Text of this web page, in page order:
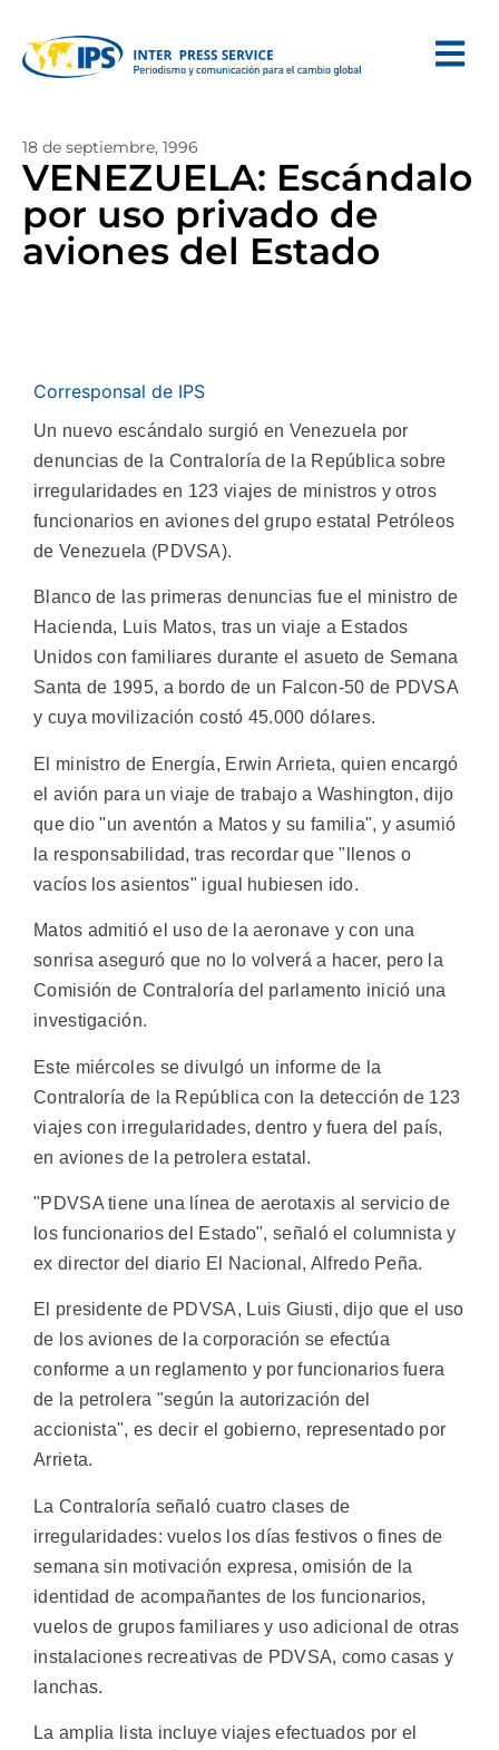
18 de septiembre, 1996
VENEZUELA: Escándalo
por uso privado de
aviones del Estado
Corresponsal de IPS
Un nuevo escándalo surgió en Venezuela por
denuncias de la Contraloría de la República sobre
irregularidades en 123 viajes de ministros y otros
funcionarios en aviones del grupo estatal Petróleos
de Venezuela (PDVSA).
Blanco de las primeras denuncias fue el ministro de
Hacienda, Luis Matos, tras un viaje a Estados
Unidos con familiares durante el asueto de Semana
Santa de 1995, a bordo de un Falcon-50 de PDVSA
y cuya movilización costó 45.000 dólares.
El ministro de Energía, Erwin Arrieta, quien encargó
el avión para un viaje de trabajo a Washington, dijo
que dio "un aventón a Matos y su familia", y asumió
la responsabilidad, tras recordar que "llenos o
vacíos los asientos" igual hubiesen ido.
Matos admitió el uso de la aeronave y con una
sonrisa aseguró que no lo volverá a hacer, pero la
Comisión de Contraloría del parlamento inició una
investigación.
Este miércoles se divulgó un informe de la
Contraloría de la República con la detección de 123
viajes con irregularidades, dentro y fuera del país,
en aviones de la petrolera estatal.
"PDVSA tiene una línea de aerotaxis al servicio de
los funcionarios del Estado", señaló el columnista y
ex director del diario El Nacional, Alfredo Peña.
El presidente de PDVSA, Luis Giusti, dijo que el uso
de los aviones de la corporación se efectúa
conforme a un reglamento y por funcionarios fuera
de la petrolera "según la autorización del
accionista", es decir el gobierno, representado por
Arrieta.
La Contraloría señaló cuatro clases de
irregularidades: vuelos los días festivos o fines de
semana sin motivación expresa, omisión de la
identidad de acompañantes de los funcionarios,
vuelos de grupos familiares y uso adicional de otras
instalaciones recreativas de PDVSA, como casas y
lanchas.
La amplia lista incluye viajes efectuados por el